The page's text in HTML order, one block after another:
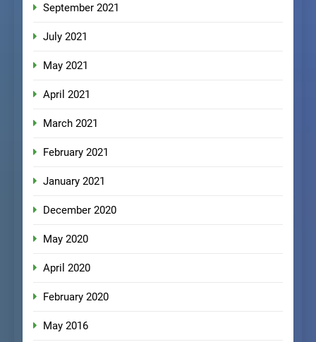
September 2021
July 2021
May 2021
April 2021
March 2021
February 2021
January 2021
December 2020
May 2020
April 2020
February 2020
May 2016